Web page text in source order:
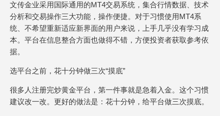
文传金业采用国际通用的MT4交易系统，集合行情数据、技术
分析和交易操作三大功能，操作便捷。对于习惯使用MT4系
统、不希望重新适应新界面的用户来说，上手几乎没有学习成
本。平台在信息整合方面也做得不错，方便投资者获取参考依
据。
选平台之前，花十分钟做三次“摸底”
很多人注册完炒黄金平台，第一件事就是急着入金。这个习惯
建议改一改。更好的做法是：花十分钟，给平台做三次摸底。